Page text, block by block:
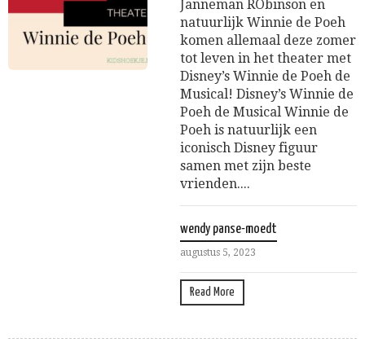
Janneman RObinson en
natuurlijk Winnie de Poeh
komen allemaal deze zomer
tot leven in het theater met
Disney’s Winnie de Poeh de
Musical! Disney’s Winnie de
Poeh de Musical Winnie de
Poeh is natuurlijk een
iconisch Disney figuur
samen met zijn beste
vrienden....
wendy panse-moedt
augustus 5, 2023
Read More